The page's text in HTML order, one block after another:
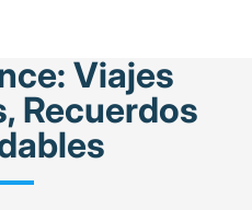
Viajes
Recuerdos